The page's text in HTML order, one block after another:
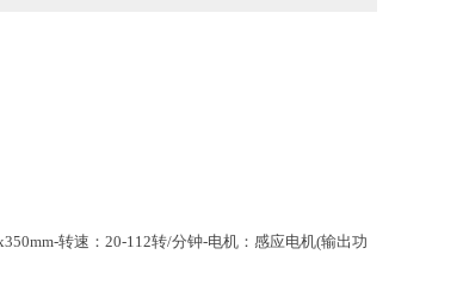
转速：20-112转/分钟-电机：感应电机(输出功